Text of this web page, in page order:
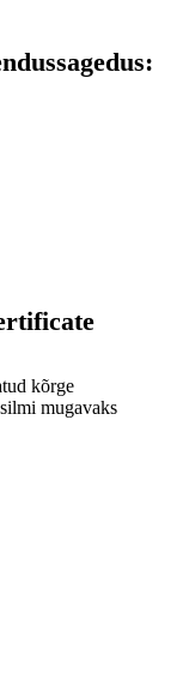
kõrge
mugavaks